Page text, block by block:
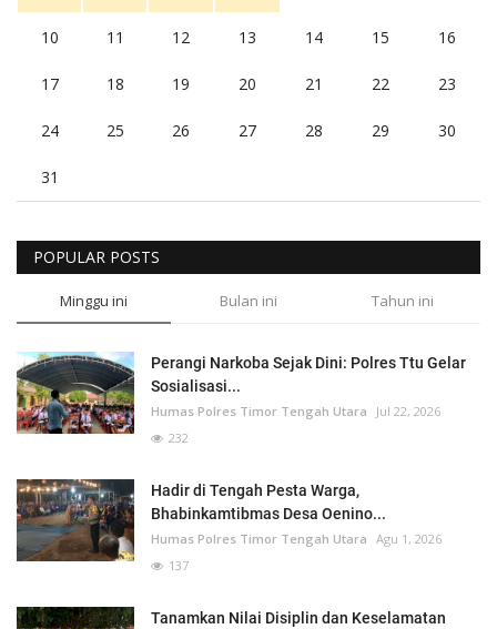
10 11 12 13 14 15 16
17 18 19 20 21 22 23
24 25 26 27 28 29 30
31
POPULAR POSTS
Minggu ini Bulan ini Tahun ini
Perangi Narkoba Sejak Dini: Polres Ttu Gelar
Sosialisasi...
Humas Polres Timor Tengah Utara
Jul 22, 2026
232
Hadir di Tengah Pesta Warga,
Bhabinkamtibmas Desa Oenino...
Humas Polres Timor Tengah Utara Agu 1, 2026
137
Tanamkan Nilai Disiplin dan Keselamatan